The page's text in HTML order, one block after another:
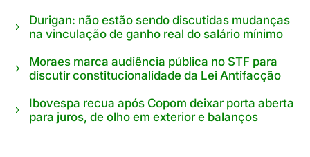
Durigan: não estão sendo discutidas mudanças
na vinculação de ganho real do salário mínimo
Moraes marca audiência pública no STF para
discutir constitucionalidade da Lei Antifacção
Ibovespa recua após Copom deixar porta aberta
para juros, de olho em exterior e balanços